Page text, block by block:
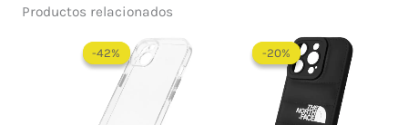
Productos relacionados
-42%
-42%
precio
original
$ 60.000.
-20%
-20%
precio
original
era:
$ 60.000.